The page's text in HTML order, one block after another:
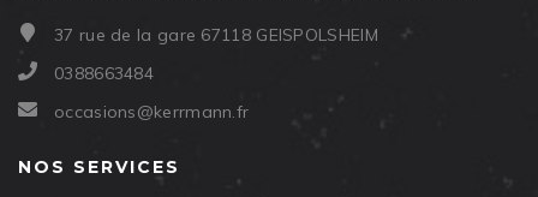
37 rue de la gare 67118 GEISPOLSHEIM
0388663484
occasions@kerrmann.fr
NOS SERVICES